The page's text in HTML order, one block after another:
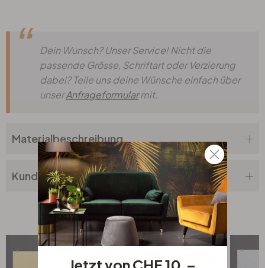
Dein Wunsch? Unser Service! Nicht die
passende Grösse, Schriftart oder Verzierung
dabei? Teile uns deine Wünsche einfach über
unserAnfrageformularmit.
Materialbeschreibung
Kundenbewertung
Verwandte Produkte
Jetzt von CHF 10.–